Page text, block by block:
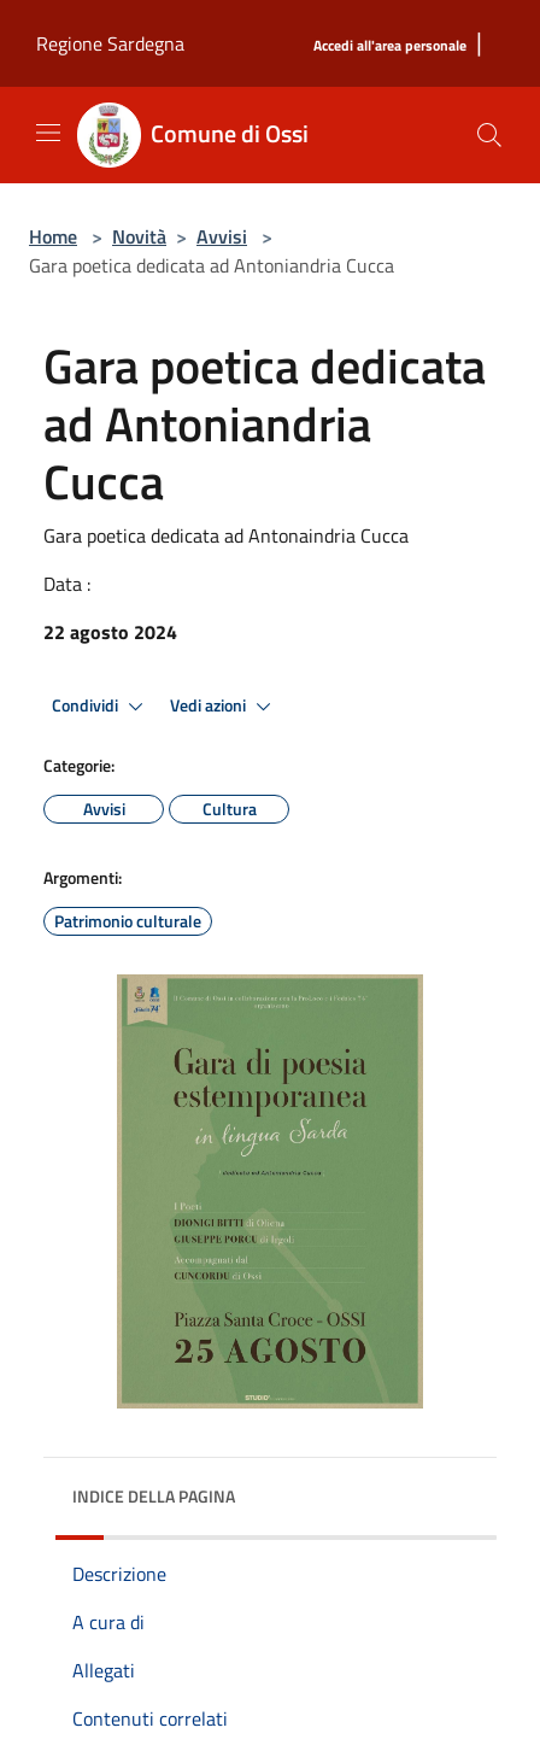
Regione Sardegna
Accedi all'area personale |
Comune di Ossi
Home > Novità > Avvisi >
Gara poetica dedicata ad Antoniandria Cucca
Gara poetica dedicata
ad Antoniandria
Cucca
Gara poetica dedicata ad Antonaindria Cucca
Data :
22 agosto 2024
Condividi Vedi azioni
Categorie:
Avvisi
Cultura
Argomenti:
Patrimonio culturale
INDICE DELLA PAGINA
Descrizione
A cura di
Allegati
Contenuti correlati